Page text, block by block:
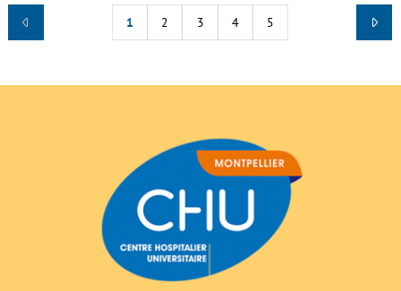
1 2 3 4 5